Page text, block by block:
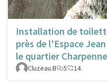
Installation de
près de l'Espace
le quartier
Cluzeau B 5 14